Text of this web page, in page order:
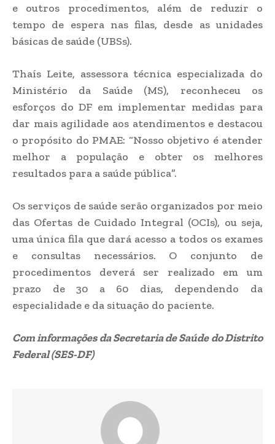
e outros procedimentos, além de reduzir o
tempo de espera nas filas, desde as unidades
básicas de saúde (UBSs).
Thaís Leite, assessora técnica especializada do
Ministério da Saúde (MS), reconheceu os
esforços do DF em implementar medidas para
dar mais agilidade aos atendimentos e destacou
o propósito do PMAE: “Nosso objetivo é atender
melhor a população e obter os melhores
resultados para a saúde pública”.
Os serviços de saúde serão organizados por meio
das Ofertas de Cuidado Integral (OCIs), ou seja,
uma única fila que dará acesso a todos os exames
e consultas necessários. O conjunto de
procedimentos deverá ser realizado em um
prazo de 30 a 60 dias, dependendo da
especialidade e da situação do paciente.
Com informações da Secretaria de Saúde do Distrito
Federal (SES-DF)